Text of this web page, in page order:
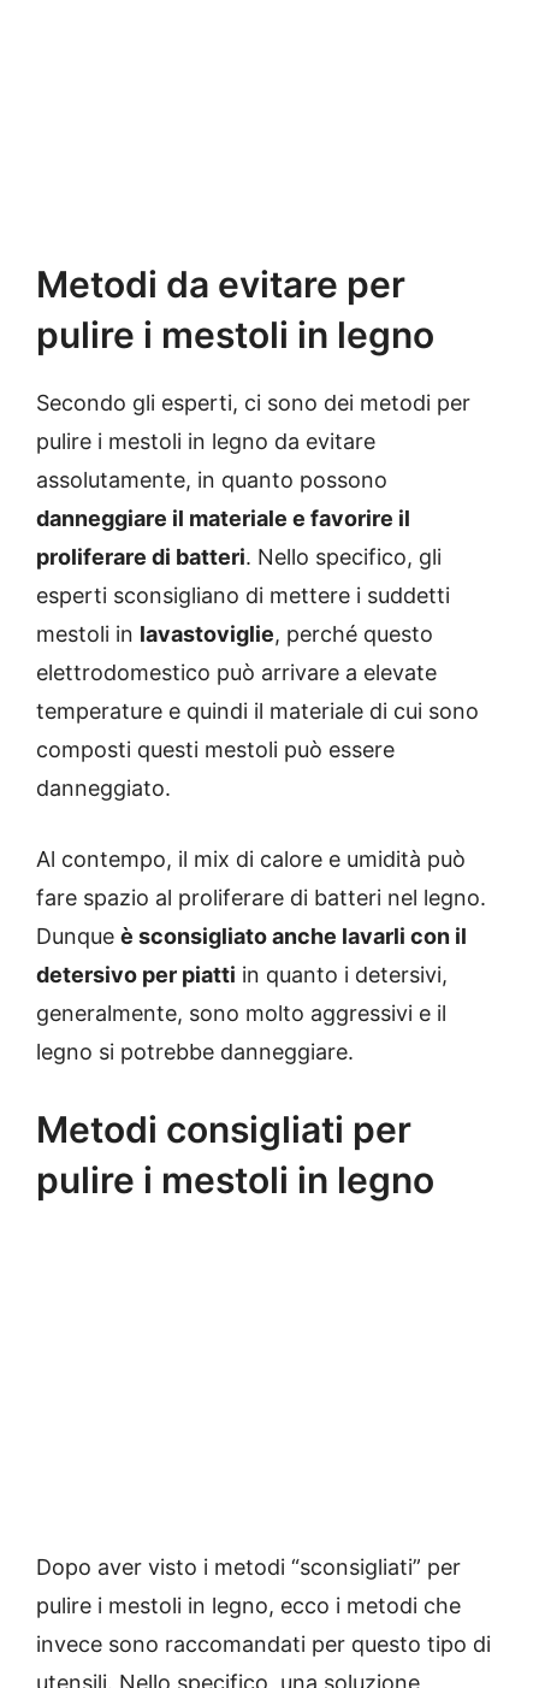
Metodi da evitare per
pulire i mestoli in legno
Secondo gli esperti, ci sono dei metodi per
pulire i mestoli in legno da evitare
assolutamente, in quanto possono
danneggiare il materiale e favorire il
proliferare di batteri. Nello specifico, gli
esperti sconsigliano di mettere i suddetti
mestoli in lavastoviglie, perché questo
elettrodomestico può arrivare a elevate
temperature e quindi il materiale di cui sono
composti questi mestoli può essere
danneggiato.
Al contempo, il mix di calore e umidità può
fare spazio al proliferare di batteri nel legno.
Dunque è sconsigliato anche lavarli con il
detersivo per piatti in quanto i detersivi,
generalmente, sono molto aggressivi e il
legno si potrebbe danneggiare.
Metodi consigliati per
pulire i mestoli in legno
Dopo aver visto i metodi “sconsigliati” per
pulire i mestoli in legno, ecco i metodi che
invece sono raccomandati per questo tipo di
utensili. Nello specifico, una soluzione